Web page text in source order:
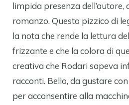
limpida presenza dell’autore,
romanzo. Questo pizzico di
la nota che rende la lettura
frizzante e che la colora di
creativa che Rodari sapeva
racconti. Bello, da gustare
per acconsentire alla